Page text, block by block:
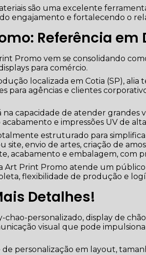
são uma excelente
engajamento e fortalecendo o
Referência
Promo vem se consolidando
para comércio.
localizada em Cotia (SP), alia
para agências e clientes
na capacidade de atender grandes
e impressões UV de
estruturado para
site, envio de artes, criação de
acabamento e embalagem, com
Art Print Promo atende um
flexibilidade de produção e
Detalhes!
chao-personalizado, display de
visual que pode
de personalização em layout,